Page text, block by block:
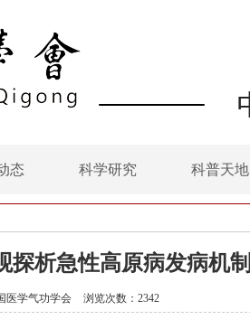
态 科学研究 科普天地
探析急性高原病发病机制
医学气功学会 浏览次数：2342